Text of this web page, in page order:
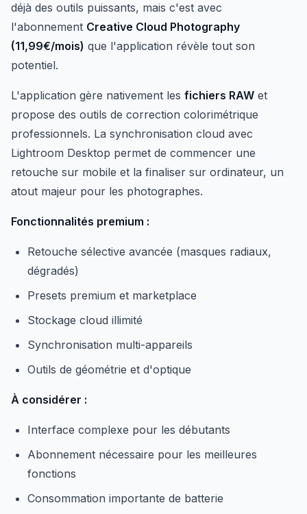
déjà des outils puissants, mais c'est avec
l'abonnement Creative Cloud Photography
(11,99€/mois) que l'application révèle tout son
potentiel.
L'application gère nativement les fichiers RAW et
propose des outils de correction colorimétrique
professionnels. La synchronisation cloud avec
Lightroom Desktop permet de commencer une
retouche sur mobile et la finaliser sur ordinateur, un
atout majeur pour les photographes.
Fonctionnalités premium :
Retouche sélective avancée (masques radiaux,
dégradés)
Presets premium et marketplace
Stockage cloud illimité
Synchronisation multi-appareils
Outils de géométrie et d'optique
À considérer :
Interface complexe pour les débutants
Abonnement nécessaire pour les meilleures
fonctions
Consommation importante de batterie